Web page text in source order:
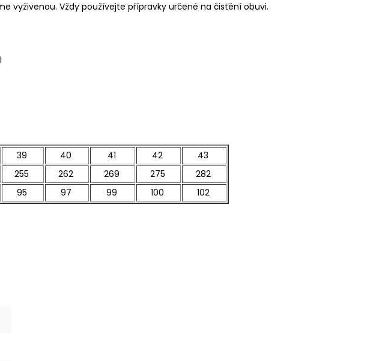
vyživenou. Vždy používejte přípravky určené na čistění obuvi.
39 40 41 42
43
255 262 269 275
282
95 97 99 100 102